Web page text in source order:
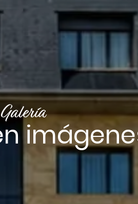
Galería